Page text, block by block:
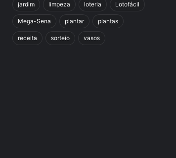
jardim limpeza loteria Lotofácil
Mega-Sena plantar plantas
receita sorteio vasos